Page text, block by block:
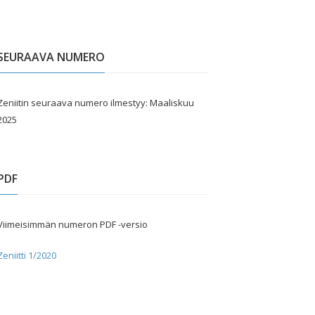
NUMERO
seuraava numero ilmestyy: Maaliskuu
numeron PDF -versio
1/2020